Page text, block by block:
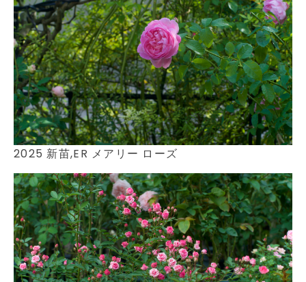
2025 新苗,ER メアリー ローズ